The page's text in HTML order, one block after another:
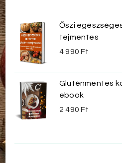
Őszi
tejmentes
4 990Ft
Gluténmentes
ebook
2 490Ft